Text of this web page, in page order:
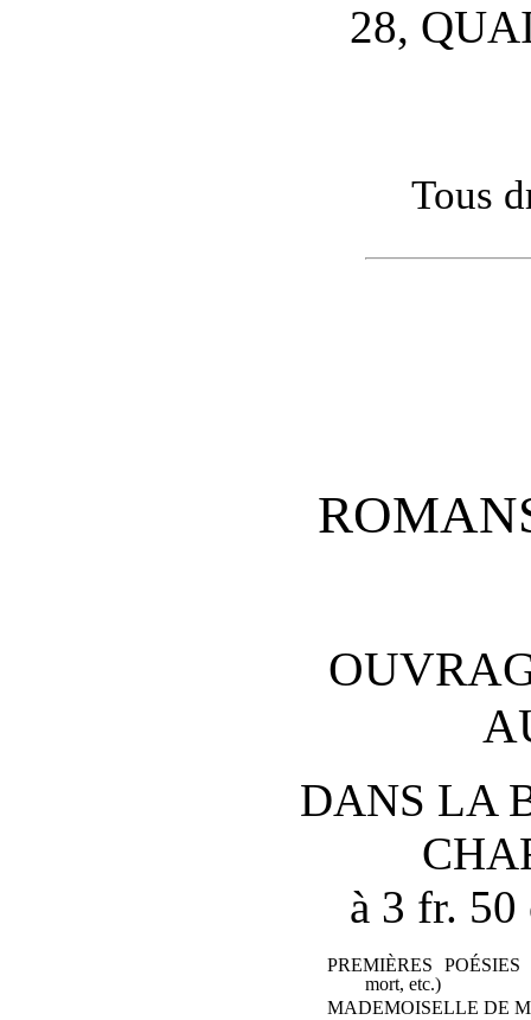
28,
Tous
DANS LA
à 3 fr. 50
PREMIÈRES POÉSIES
mort, etc.)
MADEMOISELLE DE